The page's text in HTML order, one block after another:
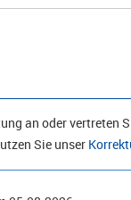
an oder vertreten
Sie unser